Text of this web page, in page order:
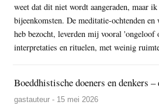
weet dat dit niet wordt aangeraden, maar
bijeenkomsten. De meditatie-ochtenden
heb bezocht, leverden mij vooral 'ongeloof
interpretaties en rituelen, met weinig
Boeddhistische doeners en denkers
gastauteur - 15 mei 2026